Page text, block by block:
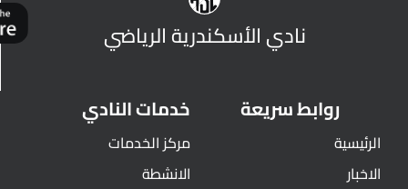
نادي الأسكندرية الرياضي
روابط سريعة
الرئيسية
الاخبار
خدمات النادي
مركز الخدمات
الانشطة